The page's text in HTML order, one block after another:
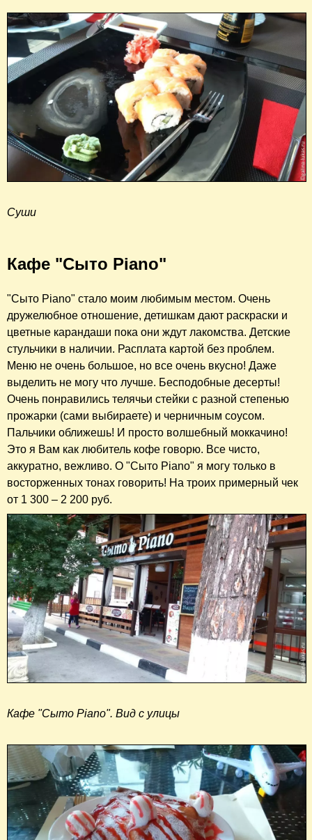
Суши
Кафе "Сыто Piano"
"Сыто Piano" стало моим любимым местом. Очень
дружелюбное отношение, детишкам дают раскраски и
цветные карандаши пока они ждут лакомства. Детские
стульчики в наличии. Расплата картой без проблем.
Меню не очень большое, но все очень вкусно! Даже
выделить не могу что лучше. Бесподобные десерты!
Очень понравились телячьи стейки с разной степенью
прожарки (сами выбираете) и черничным соусом.
Пальчики оближешь! И просто волшебный моккачино!
Это я Вам как любитель кофе говорю. Все чисто,
аккуратно, вежливо. О "Сыто Piano" я могу только в
восторженных тонах говорить! На троих примерный чек
от 1 300 – 2 200 руб.
Кафе "Сыто Piano". Вид с улицы